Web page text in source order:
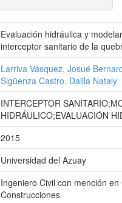
Evaluación hidráulica y
interceptor sanitario de la
Larriva Vásquez, Josué
Sigüenza Castro, Dalila Nataly
INTERCEPTOR
HIDRÁULICO;EVALUACIÓN
2015
Universidad del Azuay
Ingeniero Civil con mención
Construcciones